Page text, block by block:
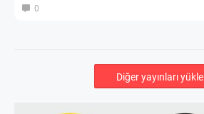
0
Diğer yayınları yükle